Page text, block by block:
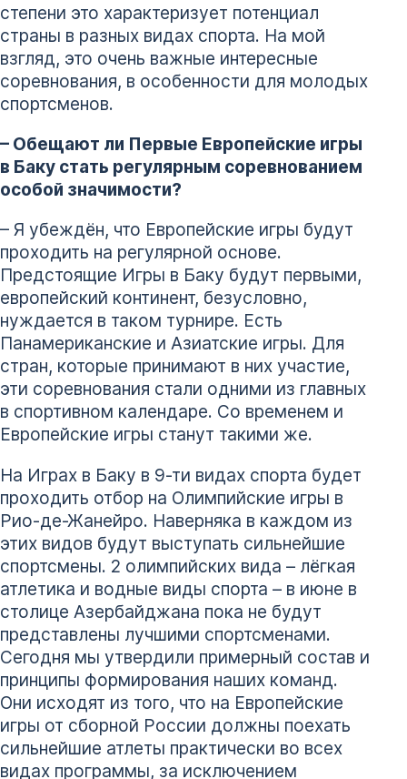
степени это характеризует потенциал
страны в разных видах спорта. На мой
взгляд, это очень важные интересные
соревнования, в особенности для молодых
спортсменов.
– Обещают ли Первые Европейские игры
в Баку стать регулярным соревнованием
особой значимости?
– Я убеждён, что Европейские игры будут
проходить на регулярной основе.
Предстоящие Игры в Баку будут первыми,
европейский континент, безусловно,
нуждается в таком турнире. Есть
Панамериканские и Азиатские игры. Для
стран, которые принимают в них участие,
эти соревнования стали одними из главных
в спортивном календаре. Со временем и
Европейские игры станут такими же.
На Играх в Баку в 9-ти видах спорта будет
проходить отбор на Олимпийские игры в
Рио-де-Жанейро. Наверняка в каждом из
этих видов будут выступать сильнейшие
спортсмены. 2 олимпийских вида – лёгкая
атлетика и водные виды спорта – в июне в
столице Азербайджана пока не будут
представлены лучшими спортсменами.
Сегодня мы утвердили примерный состав и
принципы формирования наших команд.
Они исходят из того, что на Европейские
игры от сборной России должны поехать
сильнейшие атлеты практически во всех
видах программы, за исключением